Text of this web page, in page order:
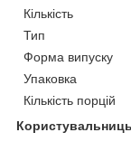
Кількість
Тип
Форма випуску
Упаковка
Кількість порцій